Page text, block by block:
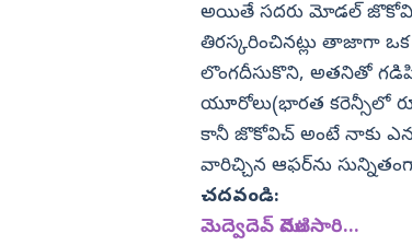
అయితే సదరు మోడల్‌ జొకోవిచ్‌
తిరస్కరించినట్లు తాజాగా
లొంగదీసుకొని, అతనితో
యూరోలు(భారత కరెన్సీలో
కానీ జొకోవిచ్‌ అంటే నాకు
వారిచ్చిన ఆఫర్‌ను
చదవండి:
మెద్వెదెవ్‌ మొదటిసారి...